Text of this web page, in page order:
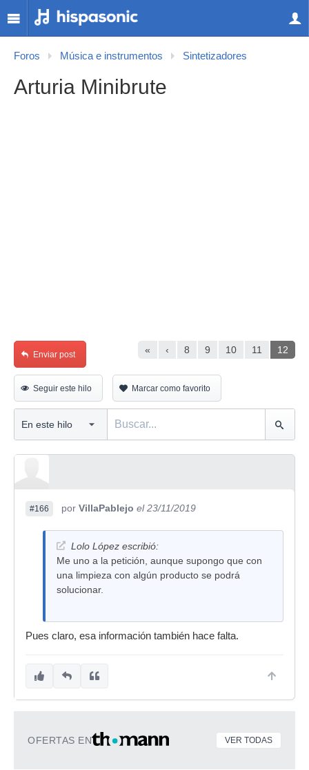
Foros Música e instrumentos Sintetizadores
Arturia Minibrute
« ‹ 8 9 10 11 12
Enviar post
Seguir este hilo Marcar como favorito
#166 por VillaPablejo el 23/11/2019
Lolo López escribió:
Me uno a la petición, aunque supongo que con
una limpieza con algún producto se podrá
solucionar.
Pues claro, esa información también hace falta.
OFERTAS EN VER TODAS